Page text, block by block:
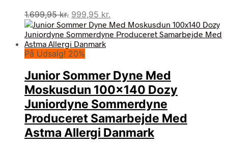
1.699,95kr. Den
oprindelige
pris
var:
1.699,95 kr..
999,95 kr.
aktuelle
pris
På Udsalg! 20%
Junior Sommer Dyne Med
Moskusdun 100×140 Dozy
Juniordyne Sommerdyne
Produceret Samarbejde Med
Astma Allergi Danmark